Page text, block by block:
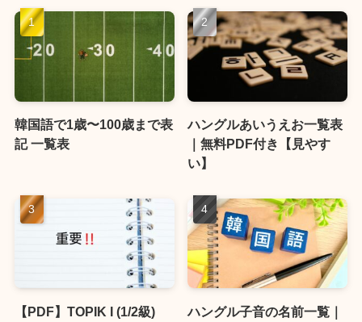
韓国語で1歳〜100歳まで表
記 一覧表
ハングルあいうえお一覧表
｜無料PDF付き【見やす
い】
【PDF】TOPIK I (1/2級)
ハングル子音の名前一覧｜